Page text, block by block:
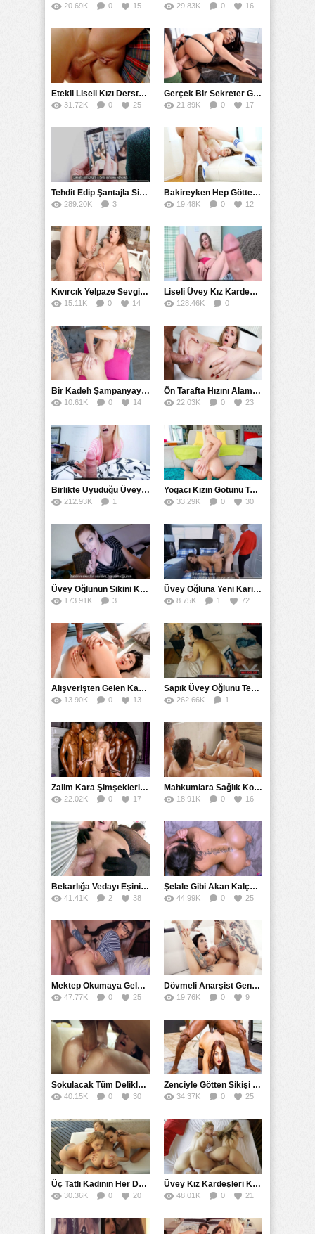
20.69K 0 15 29.83K 0 16
Etekli Liseli Kızı Derste Götten Sikmeye İkna Etti
31.72K 0 25
Gerçek Bir Sekreter Gibi Müdürünün Her İstediğini Yaptı
21.89K 0 17
Tehdit Edip Şantajla Sikiş Sekreter Videosu
289.20K
3
Bakireyken Hep Götten Sikişen Kız Anal Seksi Özlemiş
19.48K 0 12
Kıvırcık Yelpaze Sevgilisi ve Arkadaşıyla Arkalı Önlü Yellendi
15.11K 0 14
Liseli Üvey Kız Kardeşiyle Karşılıklı Mastürbasyon
128.46K
0
Bir Kadeh Şampanyaya İki Posta Göt Sikişi Aldı
10.61K 0 14
Ön Tarafta Hızını Alamayıp Arkadan İçine Tosladı
22.03K 0 23
Birlikte Uyuduğu Üvey Annesi Kalkan Sikini Elledi
212.93K
1
Yogacı Kızın Götünü Testere Gibi Damarlı Yarakla Parçaladı
33.29K 0 30
Üvey Oğlunun Sikini Kullanan Seksi Mature
173.91K
3
Üvey Oğluna Yeni Karısını Siktirip Milli Yaptı
8.75K 1 72
Alışverişten Gelen Karısına Sinirlenip Tersten Domaltıp Düz Sikti
13.90K 0 13
Sapık Üvey Oğlunu Tembihlerken Namusundan Oldu
262.66K
1
Zalim Kara Şimşeklerin Arasında Yıldırım Çarpması Geçirdi
22.02K 0 17
Mahkumlara Sağlık Kontrolünü Elleriyle Yapan Hemşire
18.91K 0 16
Bekarlığa Vedayı Eşinin Kuzenlerini Götten Sikerek Yaşadı
41.41K 2 38
Şelale Gibi Akan Kalçalarıyla Parmakları Isırttı
44.99K 0 25
Mektep Okumaya Gelen Üniversitelinin İlk Anal Tecrübesi
47.77K 0 25
Dövmeli Anarşist Gençler Birbirlerini Döverek Sikişirler
19.76K 0 9
Sokulacak Tüm Deliklerin İçine Boşalarak Siken Uzaylı
40.15K 0 30
Zenciyle Götten Sikişi Şana Sandı Ağlayarak İçine Aldı
34.37K 0 25
Üç Tatlı Kadının Her Deliğini Kullanarak Grup Sikişti
30.36K 0 20
Üvey Kız Kardeşleri Kostümle Korkutup Siken Sapık Kuzen
48.01K 0 21